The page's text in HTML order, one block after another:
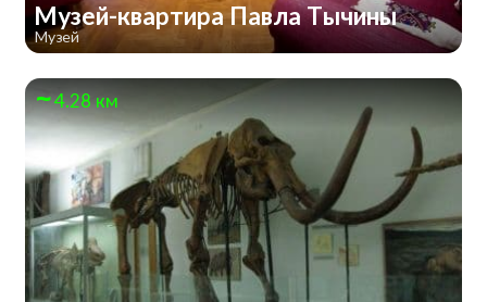
Музей-квартира Павла Тычины
Музей
4.28 км